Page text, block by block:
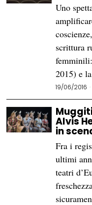
Uno
scrittura
2015) e
19/06/2016
Alvis
in
Fra i
ultimi
teatri